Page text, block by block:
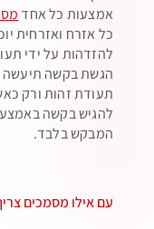
אמצעות כל אחד
כל אזרח ואזרחית
להזדהות על ידי
הגשת בקשה תיעשה
תעודת זהות ורק
להגיש בקשה
המבקש בלבד.
עם אילו מסמכים